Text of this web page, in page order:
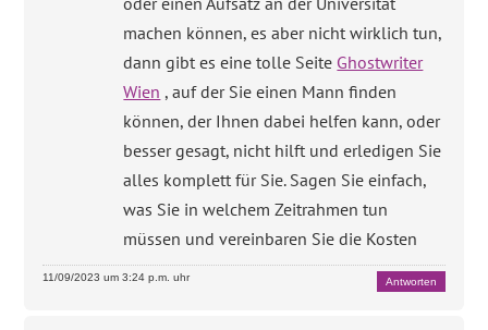
machen können, es aber nicht wirklich tun,
dann gibt es eine tolle Seite Ghostwriter
Wien , auf der Sie einen Mann finden
können, der Ihnen dabei helfen kann, oder
besser gesagt, nicht hilft und erledigen Sie
alles komplett für Sie. Sagen Sie einfach,
was Sie in welchem Zeitrahmen tun
müssen und vereinbaren Sie die Kosten
11/09/2023 um 3:24 p.m. uhr Antworten